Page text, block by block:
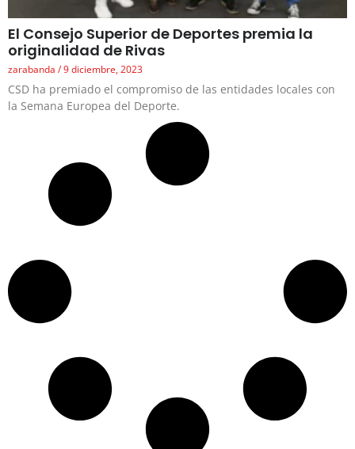
El Consejo Superior de Deportes premia la
originalidad de Rivas
zarabanda 9 diciembre, 2023
CSD ha premiado el compromiso de las entidades locales con
la Semana Europea del Deporte.